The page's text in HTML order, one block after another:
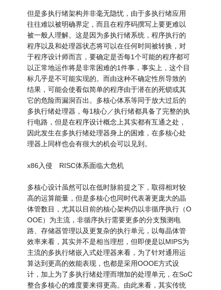
但是多执行绪架构并非毫无隐忧，由于多执行绪应用
往往难以被明确界定，而且在程序码撰写上要更难以
被一般人理解。这是因为多执行绪系统，程序执行的
程序以及和处理器状态将可以在任何时间被转换，对
于程序设计师而言，要确定是否每1个可能的程序都可
以正常地运作将是非常困难的1件事，事实上，这个目
标几乎是不可能实现的。而由这种不确定性所导致的
结果，可能会使看似简单的程序由于潜在的死锁或其
它的危险而漏洞百出。多核心体系等同于放大过后的
多执行绪处理器，每1核心／执行绪都具备了完整的执
行电路，但是在程序设计概念上其实都有互通之处，
因此发生在多执行绪处理器身上的困难，在多核心处
理器上同样也会有很大的机会可以见到。
x86入侵 RISC体系面临大危机
多核心设计虽然可以在低时脉前提之下，取得相对较
高的运算能量，但是多核心也同时代表著更庞大的晶
体管数目，尤其以目前的核心架构仍以非循序执行（O
OOE）为主流，非循序执行需要更多的分支预测电
路、存储器管理以及更复杂的执行单元，以每晶体管
效率来看，其实并不是相当理想，但即便是以MIPS为
主流的多执行绪嵌入式处理器来看，为了针对通用运
算达到更高的效能表现，也都是采用OOOE方式设
计，加上为了多执行绪处理而增加的处理单元，在SoC
整合多核心的难度要来得更高。由此来看，其实传统